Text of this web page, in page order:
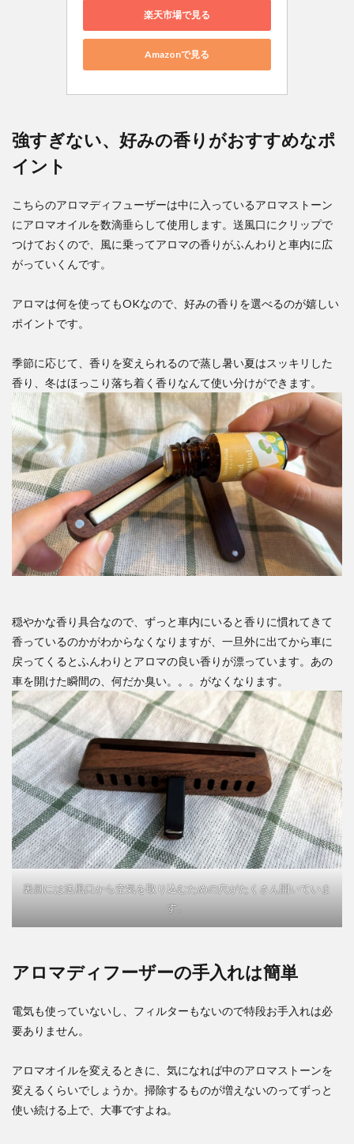
楽天市場で見る
Amazonで見る
強すぎない、好みの香りがおすすめなポ
イント
こちらのアロマディフューザーは中に入っているアロマストーン
にアロマオイルを数滴垂らして使用します。送風口にクリップで
つけておくので、風に乗ってアロマの香りがふんわりと車内に広
がっていくんです。
アロマは何を使ってもOKなので、好みの香りを選べるのが嬉しい
ポイントです。
季節に応じて、香りを変えられるので蒸し暑い夏はスッキリした
香り、冬はほっこり落ち着く香りなんて使い分けができます。
穏やかな香り具合なので、ずっと車内にいると香りに慣れてきて
香っているのかがわからなくなりますが、一旦外に出てから車に
戻ってくるとふんわりとアロマの良い香りが漂っています。あの
車を開けた瞬間の、何だか臭い。。。がなくなります。
裏側には送風口から空気を取り込むための穴がたくさん開いていま
す。
アロマディフーザーの手入れは簡単
電気も使っていないし、フィルターもないので特段お手入れは必
要ありません。
アロマオイルを変えるときに、気になれば中のアロマストーンを
変えるくらいでしょうか。 掃除するものが増えないのってずっと
使い続ける上で、大事ですよね。